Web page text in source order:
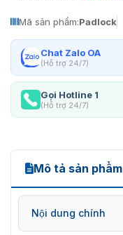
Mã sản phẩm:Padlock
Chat Zalo OA
(Hỗ trợ 24/7)
Gọi Hotline 1
(Hỗ trợ 24/7)
Mô tả sản phẩm
Nội dung chính